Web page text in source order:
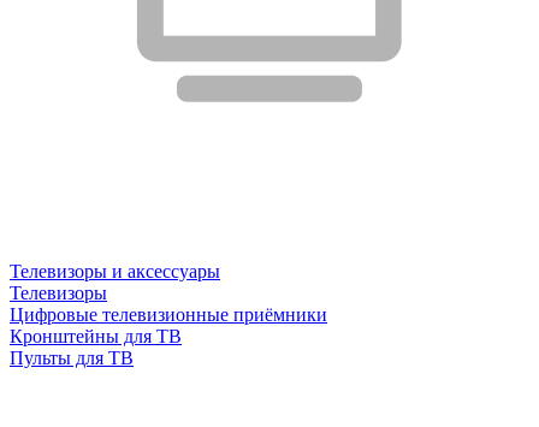
Телевизоры и аксессуары
Телевизоры
Цифровые телевизионные приёмники
Кронштейны для ТВ
Пульты для ТВ